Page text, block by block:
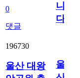
0
댓글
니
다
196730
울산 대왕
울